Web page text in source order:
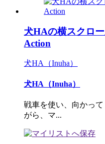
犬HAの横スクロ
Action
犬HA（Inuha）
犬HA（Inuha）
戦車を使い、向かっ
がら、マ...